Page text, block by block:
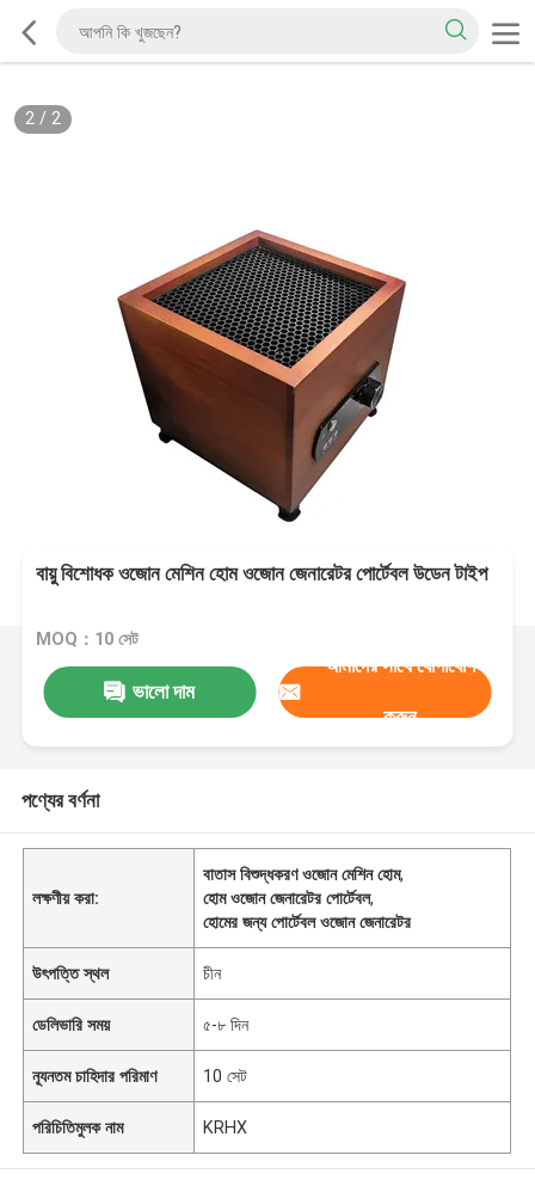
2/ 2
বায়ু বিশোধক ওজোন মেশিন হোম ওজোন জেনারেটর পোর্টেবল উডেন টাইপ
MOQ：10 সেট
ভালো দাম
আমাদের সাথে যোগাযোগ
করুন
পণ্যের বর্ণনা
লক্ষণীয় করা:
বাতাস বিশুদ্ধকরণ ওজোন মেশিন হোম,
হোম ওজোন জেনারেটর পোর্টেবল,
হোমের জন্য পোর্টেবল ওজোন জেনারেটর
উৎপত্তি স্থল চীন
ডেলিভারি সময় ৫-৮ দিন
ন্যূনতম চাহিদার পরিমাণ 10 সেট
পরিচিতিমুলক নাম KRHX